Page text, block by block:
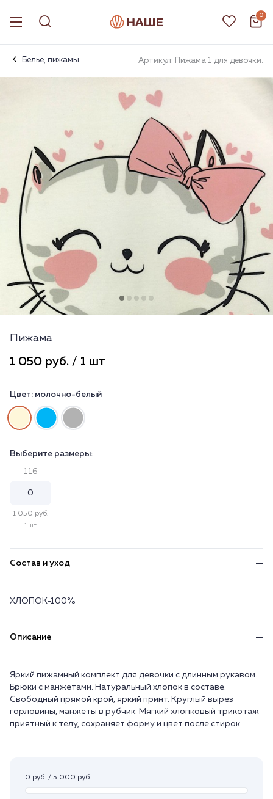
0
Белье, пижамы Артикул: Пижама 1 для девочки.
Пижама
1 050 руб. / 1 шт
Цвет: молочно-белый
Выберите размеры:
116
1 050 руб.
1 шт
Состав и уход
ХЛОПОК-100%
Описание
Яркий пижамный комплект для девочки с длинным рукавом.
Брюки с манжетами. Натуральный хлопок в составе.
Свободный прямой крой, яркий принт. Круглый вырез
горловины, манжеты в рубчик. Мягкий хлопковый трикотаж
приятный к телу, сохраняет форму и цвет после стирок.
0 руб. / 5 000 руб.